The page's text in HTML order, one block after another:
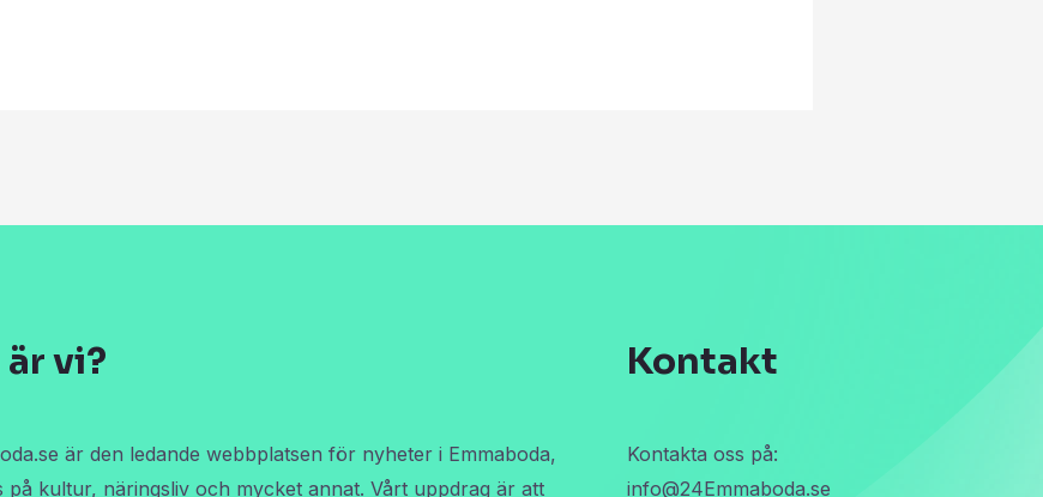
vi?
är den ledande webbplatsen för nyheter i Emmaboda,
på kultur, näringsliv och mycket annat. Vårt uppdrag är att
Kontakt
Kontakta oss på:
info@24Emmaboda.se